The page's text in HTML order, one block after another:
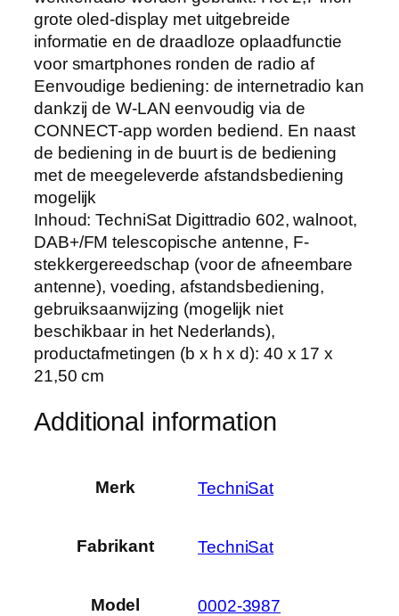
grote oled-display met uitgebreide
informatie en de draadloze oplaadfunctie
voor smartphones ronden de radio af
Eenvoudige bediening: de internetradio kan
dankzij de W-LAN eenvoudig via de
CONNECT-app worden bediend. En naast
de bediening in de buurt is de bediening
met de meegeleverde afstandsbediening
mogelijk
Inhoud: TechniSat Digittradio 602, walnoot,
DAB+/FM telescopische antenne, F-
stekkergereedschap (voor de afneembare
antenne), voeding, afstandsbediening,
gebruiksaanwijzing (mogelijk niet
beschikbaar in het Nederlands),
productafmetingen (b x h x d): 40 x 17 x
21,50 cm
Additional information
Merk ‎TechniSat
Fabrikant ‎TechniSat
Model ‎0002-3987